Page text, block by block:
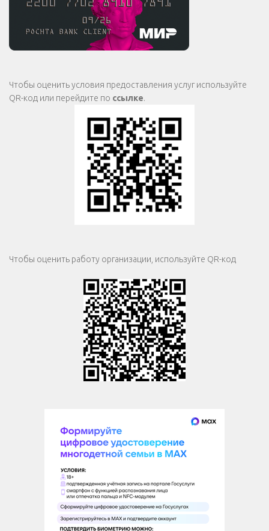
Чтобы оценить условия предоставления услуг используйте
QR-код или перейдите по ссылке.
Чтобы оценить работу организации, используйте QR-код